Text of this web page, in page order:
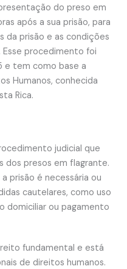
do preso em
após a sua prisão, para
da prisão e as condições
procedimento foi
e tem como base a
Humanos, conhecida
Rica.
judicial que
dos presos em flagrante.
prisão é necessária ou
cautelares, como uso
domiciliar ou pagamento
fundamental e está
de direitos humanos.